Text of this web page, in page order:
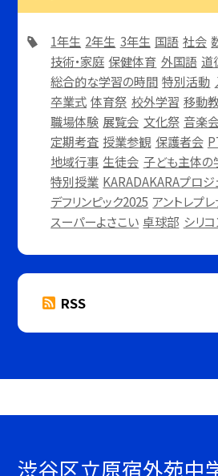
1年生 2年生 3年生 国語 社会
技術・家庭 保健体育 外国語 道
総合的な学習の時間 特別活動
卒業式 体育祭 校外学習 移動
職場体験 展覧会 文化祭 音楽
定期考査 授業参観 保護者会
地域行事 生徒会 子ども主体の
特別授業 KARADAKARAプロジ
デフリンピック2025 アントレプ
スーパーよさこい 卓球部 シリ
RSS
渋谷区立原宿外苑中